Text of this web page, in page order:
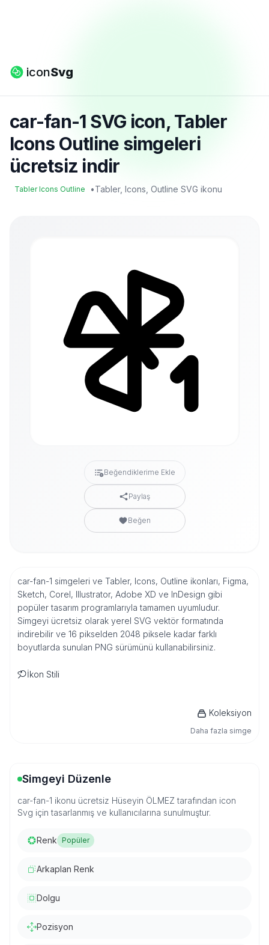
iconSvg
car-fan-1 SVG icon, Tabler
Icons Outline simgeleri
ücretsiz indir
Tabler Icons Outline •Tabler, Icons, Outline SVG ikonu
Beğendiklerime Ekle
Paylaş
Beğen
car-fan-1 simgeleri ve Tabler, Icons, Outline ikonları, Figma,
Sketch, Corel, Illustrator, Adobe XD ve InDesign gibi
popüler tasarım programlarıyla tamamen uyumludur.
Simgeyi ücretsiz olarak yerel SVG vektör formatında
indirebilir ve 16 pikselden 2048 piksele kadar farklı
boyutlarda sunulan PNG sürümünü kullanabilirsiniz.
İkon Stili
Koleksiyon
Daha fazla simge
Simgeyi Düzenle
car-fan-1 ikonu ücretsiz Hüseyin ÖLMEZ tarafından icon
Svg için tasarlanmış ve kullanıcılarına sunulmuştur.
Renk Popüler
Arkaplan Renk
Dolgu
Pozisyon